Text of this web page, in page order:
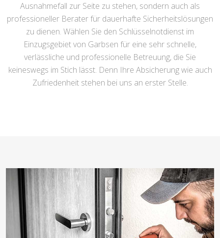
Ausnahmefall zur Seite zu stehen, sondern auch als
professioneller Berater für dauerhafte Sicherheitslösungen
zu dienen. Wählen Sie den Schlüsselnotdienst im
Einzugsgebiet von Garbsen für eine sehr schnelle,
verlässliche und professionelle Betreuung, die Sie
keineswegs im Stich lässt. Denn Ihre Absicherung wie auch
Zufriedenheit stehen bei uns an erster Stelle.